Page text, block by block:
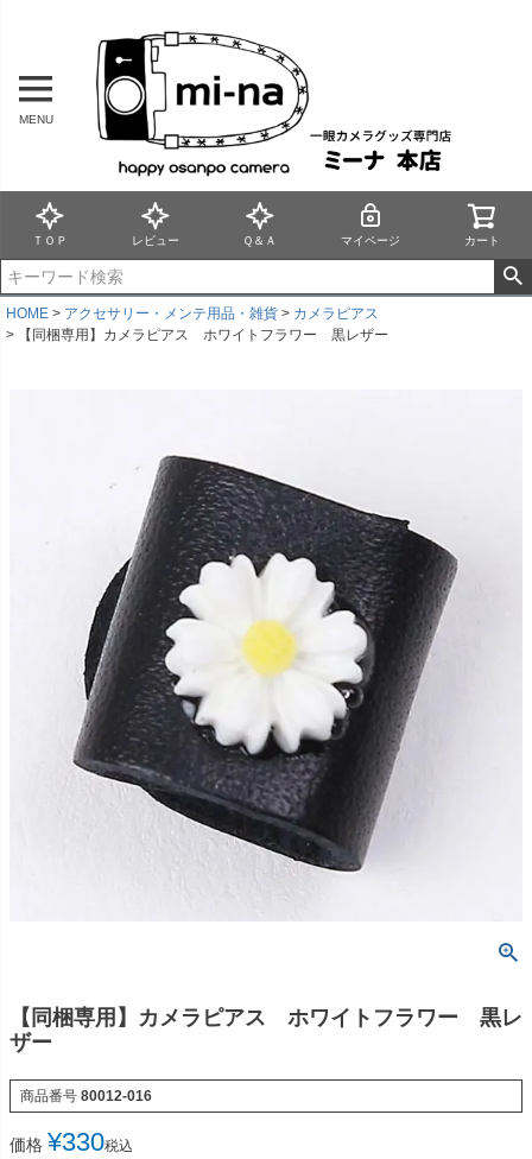
MENU
ＴＯＰ レビュー Ｑ＆Ａ マイページ カート
HOME アクセサリー・メンテ用品・雑貨
カメラピアス
【同梱専用】カメラピアス ホワイトフラワー 黒レザー
【同梱専用】カメラピアス ホワイトフラワー 黒レ
ザー
商品番号 80012-016
価格 ¥330税込